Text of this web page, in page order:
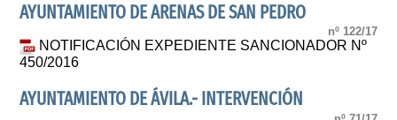
AYUNTAMIENTO DE ARENAS DE SAN PEDRO
nº 122/17
NOTIFICACIÓN EXPEDIENTE SANCIONADOR Nº
450/2016
AYUNTAMIENTO DE ÁVILA.- INTERVENCIÓN